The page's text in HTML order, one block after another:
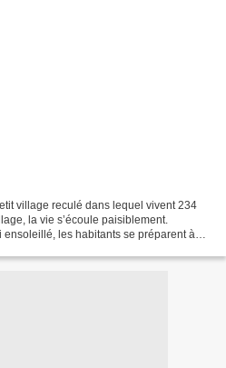
village reculé dans lequel vivent 234
la vie s’écoule paisiblement.
ensoleillé, les habitants se préparent à